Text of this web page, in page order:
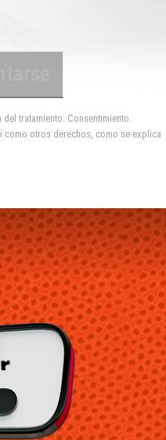
tratamiento: Consentimiento.
como otros derechos, como se explica